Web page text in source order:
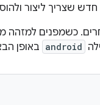
שצריך ליצור
android באופן